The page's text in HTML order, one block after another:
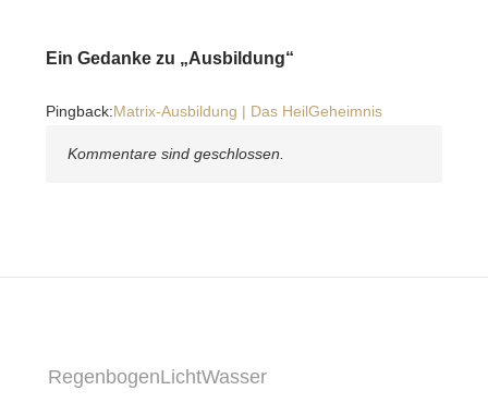
Ein Gedanke zu „Ausbildung“
Pingback:Matrix-Ausbildung | Das HeilGeheimnis
Kommentare sind geschlossen.
RegenbogenLichtWasser